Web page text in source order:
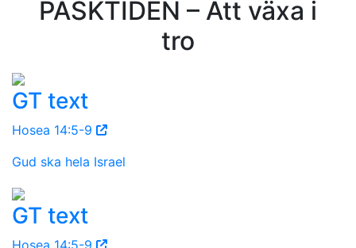
PÅSKTIDEN – Att växa i
tro
GT text
Hosea 14:5-9
Gud ska hela Israel
GT text
Hosea 14:5-9